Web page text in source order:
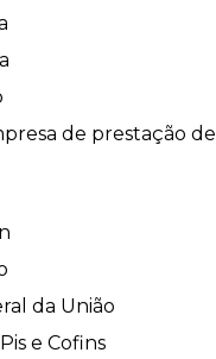
de prestação de
da União
e Cofins